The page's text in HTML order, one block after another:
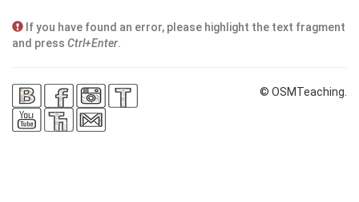
If you have found an error, please highlight the text fragment
and press Ctrl+Enter.
© OSMTeaching.